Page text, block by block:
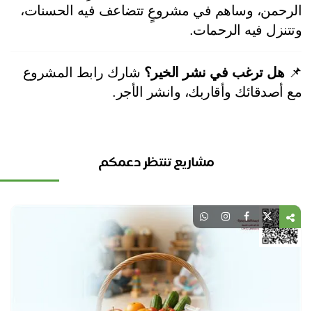
الرحمن، وساهم في مشروعٍ تتضاعف فيه الحسنات،
فيه الرحمات.
هل ترغب في نشر الخير؟
أصدقائك وأقاربك، وانشر الأجر.
مشاريع تنتظر دعمكم